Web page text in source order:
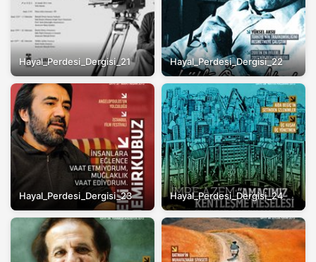
Hayal_Perdesi_Dergisi_21 Hayal_Perdesi_Dergisi_22
Hayal_Perdesi_Dergisi_23 Hayal_Perdesi_Dergisi_24